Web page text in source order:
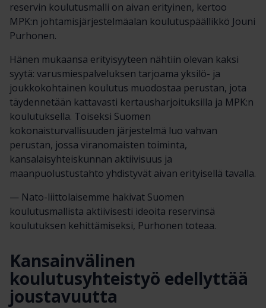
reservin koulutusmalli on aivan erityinen, kertoo
MPK:n johtamisjärjestelmäalan koulutuspäällikkö Jouni
Purhonen.
Hänen mukaansa erityisyyteen nähtiin olevan kaksi
syytä: varusmiespalveluksen tarjoama yksilö- ja
joukkokohtainen koulutus muodostaa perustan, jota
täydennetään kattavasti kertausharjoituksilla ja MPK:n
koulutuksella. Toiseksi Suomen
kokonaisturvallisuuden järjestelmä luo vahvan
perustan, jossa viranomaisten toiminta,
kansalaisyhteiskunnan aktiivisuus ja
maanpuolustustahto yhdistyvät aivan erityisellä tavalla.
— Nato-liittolaisemme hakivat Suomen
koulutusmallista aktiivisesti ideoita reservinsä
koulutuksen kehittämiseksi, Purhonen toteaa.
Kansainvälinen
koulutusyhteistyö edellyttää
joustavuutta